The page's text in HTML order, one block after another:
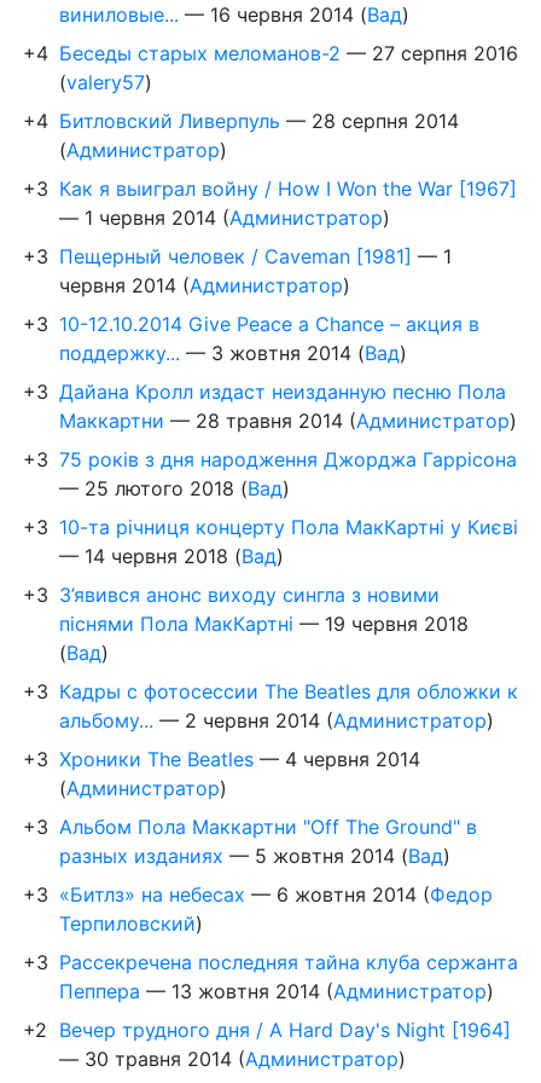
виниловые... — 16 червня 2014 (Вад)
+4 Беседы старых меломанов-2 — 27 серпня 2016
(valery57)
+4 Битловский Ливерпуль — 28 серпня 2014
(Администратор)
+3 Как я выиграл войну / How I Won the War [1967]
— 1 червня 2014 (Администратор)
+3 Пещерный человек / Caveman [1981] — 1
червня 2014 (Администратор)
+3 10-12.10.2014 Give Peace a Chance – акция в
поддержку... — 3 жовтня 2014 (Вад)
+3 Дайана Кролл издаст неизданную песню Пола
Маккартни — 28 травня 2014 (Администратор)
+3 75 років з дня народження Джорджа Гаррісона
— 25 лютого 2018 (Вад)
+3 10-та річниця концерту Пола МакКартні у Києві
— 14 червня 2018 (Вад)
+3 З’явився анонс виходу сингла з новими
піснями Пола МакКартні — 19 червня 2018
(Вад)
+3 Кадры с фотосессии The Beatles для обложки к
альбому... — 2 червня 2014 (Администратор)
+3 Хроники The Beatles — 4 червня 2014
(Администратор)
+3 Альбом Пола Маккартни "Off The Ground" в
разных изданиях — 5 жовтня 2014 (Вад)
+3 «Битлз» на небесах — 6 жовтня 2014 (Федор
Терпиловский)
+3 Рассекречена последняя тайна клуба сержанта
Пеппера — 13 жовтня 2014 (Администратор)
+2 Вечер трудного дня / A Hard Day's Night [1964]
— 30 травня 2014 (Администратор)